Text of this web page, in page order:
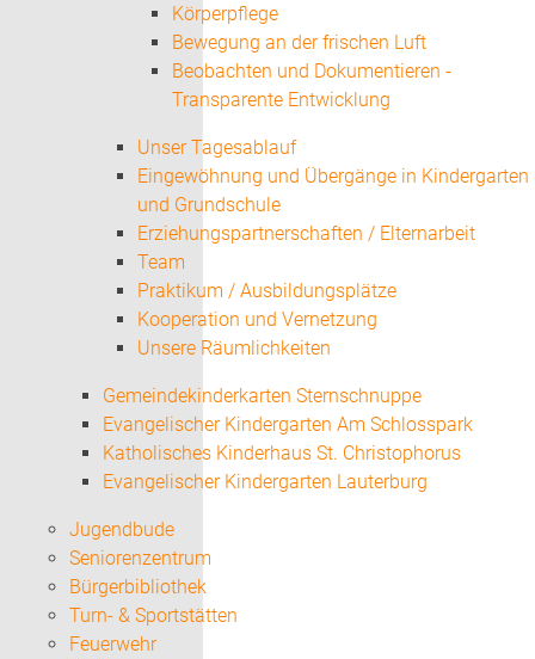
Körperpflege
Bewegung an der frischen Luft
Beobachten und Dokumentieren -
Transparente Entwicklung
Unser Tagesablauf
Eingewöhnung und Übergänge in Kindergarten
und Grundschule
Erziehungspartnerschaften / Elternarbeit
Team
Praktikum / Ausbildungsplätze
Kooperation und Vernetzung
Unsere Räumlichkeiten
Gemeindekinderkarten Sternschnuppe
Evangelischer Kindergarten Am Schlosspark
Katholisches Kinderhaus St. Christophorus
Evangelischer Kindergarten Lauterburg
Jugendbude
Seniorenzentrum
Bürgerbibliothek
Turn- & Sportstätten
Feuerwehr